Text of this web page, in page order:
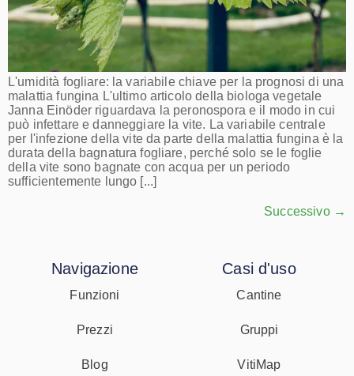
L'umidità fogliare: la variabile chiave per la prognosi di una
malattia fungina L'ultimo articolo della biologa vegetale
Janna Einöder riguardava la peronospora e il modo in cui
può infettare e danneggiare la vite. La variabile centrale
per l'infezione della vite da parte della malattia fungina è la
durata della bagnatura fogliare, perché solo se le foglie
della vite sono bagnate con acqua per un periodo
sufficientemente lungo [...]
Successivo →
Navigazione
Funzioni
Prezzi
Blog
Casi d'uso
Cantine
Gruppi
VitiMap